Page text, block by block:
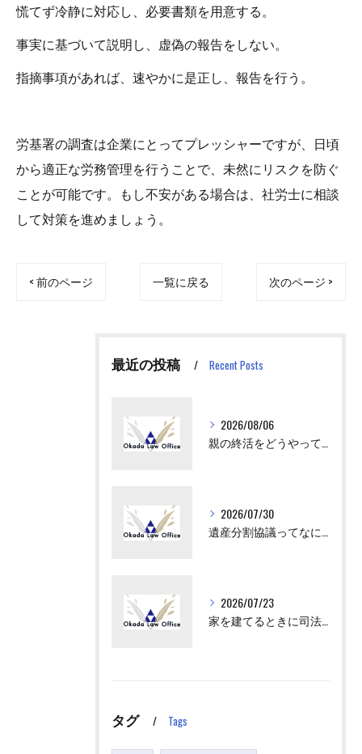
慌てず冷静に対応し、必要書類を用意する。
事実に基づいて説明し、虚偽の報告をしない。
指摘事項があれば、速やかに是正し、報告を行う。
労基署の調査は企業にとってプレッシャーですが、日頃
から適正な労務管理を行うことで、未然にリスクを防ぐ
ことが可能です。もし不安がある場合は、社労士に相談
して対策を進めましょう。
< 前のページ 一覧に戻る 次のページ >
最近の投稿 Recent Posts
2026/08/06
2026/07/30
2026/07/23
タグ Tags